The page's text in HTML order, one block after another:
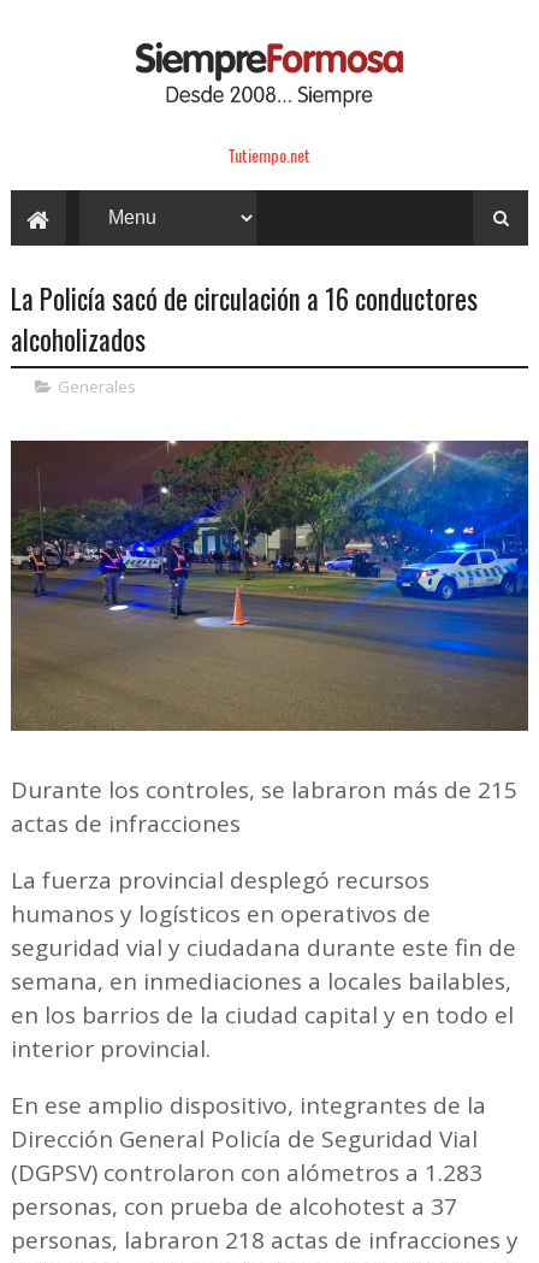
Tutiempo.net
La Policía sacó de circulación a 16 conductores
alcoholizados
Generales
Durante los controles, se labraron más de 215
actas de infracciones
La fuerza provincial desplegó recursos
humanos y logísticos en operativos de
seguridad vial y ciudadana durante este fin de
semana, en inmediaciones a locales bailables,
en los barrios de la ciudad capital y en todo el
interior provincial.
En ese amplio dispositivo, integrantes de la
Dirección General Policía de Seguridad Vial
(DGPSV) controlaron con alómetros a 1.283
personas, con prueba de alcohotest a 37
personas, labraron 218 actas de infracciones y